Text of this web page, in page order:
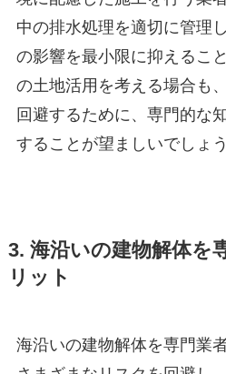
中の排水処理を適切に管理
の影響を最小限に抑えるこ
の土地活用を考える場合も
回避するために、専門的な
することが望ましいでしょう
3. 海沿いの建物解体を
リット
海沿いの建物解体を専門業